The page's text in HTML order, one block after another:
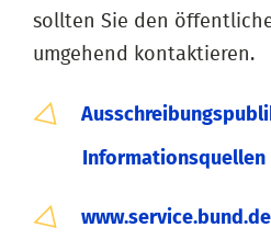
sollten Sie den
umgehend kontaktieren.
Informationsquellen
www.service.bund.de